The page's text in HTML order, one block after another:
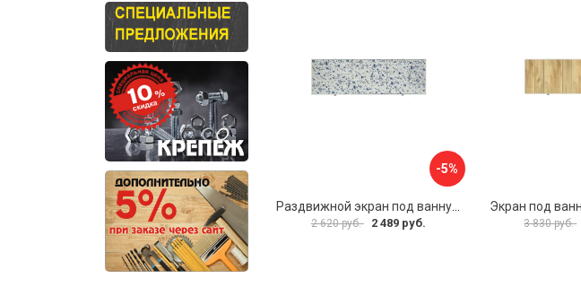
-5%
2 620 руб. 2 489 руб. 3 830 руб.